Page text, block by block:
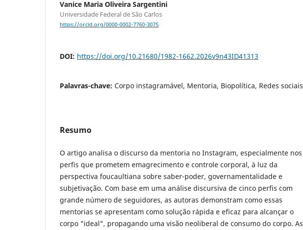
Vanice Maria Oliveira Sargentini
Universidade Federal de São Carlos
https://orcid.org/0000-0002-7760-3075
DOI: https://doi.org/10.21680/1982-1662.2026v9n43ID41313
Palavras-chave: Corpo instagramável, Mentoria, Biopolítica, Redes sociais
Resumo
O artigo analisa o discurso da mentoria no Instagram, especialmente nos
perfis que prometem emagrecimento e controle corporal, à luz da
perspectiva foucaultiana sobre saber-poder, governamentalidade e
subjetivação. Com base em uma análise discursiva de cinco perfis com
grande número de seguidores, as autoras demonstram como essas
mentorias se apresentam como solução rápida e eficaz para alcançar o
corpo "ideal", propagando uma visão neoliberal de consumo do corpo. As